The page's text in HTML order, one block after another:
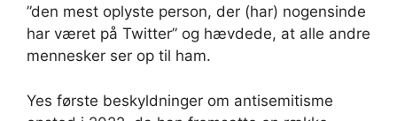
”den mest oplyste person, der (har) nogensinde
har været på Twitter” og hævdede, at alle andre
mennesker ser op til ham.
Yes første beskyldninger om antisemitisme